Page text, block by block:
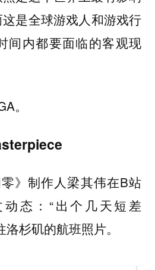
是全球游戏人和游戏行
间内都要面临的客观现
。
》制作人梁其伟在B站
态：“出个几天短差
杉矶的航班照片。